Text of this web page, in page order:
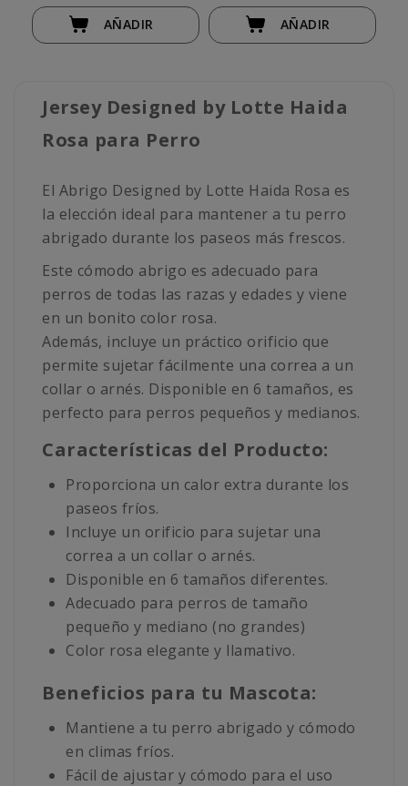
AÑADIR AÑADIR
Jersey Designed by Lotte Haida
Rosa para Perro
El Abrigo Designed by Lotte Haida Rosa es
la elección ideal para mantener a tu perro
abrigado durante los paseos más frescos.
Este cómodo abrigo es adecuado para
perros de todas las razas y edades y viene
en un bonito color rosa.
Además, incluye un práctico orificio que
permite sujetar fácilmente una correa a un
collar o arnés. Disponible en 6 tamaños, es
perfecto para perros pequeños y medianos.
Características del Producto:
Proporciona un calor extra durante los
paseos fríos.
Incluye un orificio para sujetar una
correa a un collar o arnés.
Disponible en 6 tamaños diferentes.
Adecuado para perros de tamaño
pequeño y mediano (no grandes)
Color rosa elegante y llamativo.
Beneficios para tu Mascota:
Mantiene a tu perro abrigado y cómodo
en climas fríos.
Fácil de ajustar y cómodo para el uso